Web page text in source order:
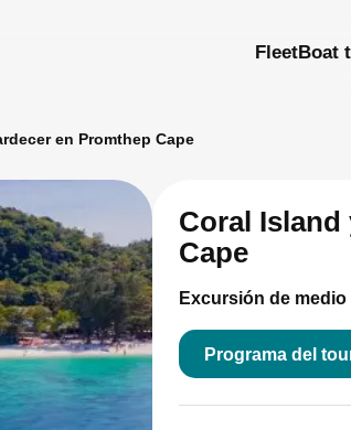
FleetBoat
en Promthep Cape
Coral Island
Cape
Excursión de
Programa del